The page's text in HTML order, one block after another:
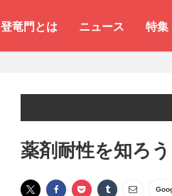
登竜門とは ニュース 特集
薬剤耐性を知ろ